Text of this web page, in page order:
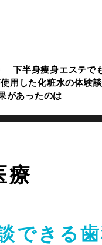
下半身痩身エステで
用した化粧水の体験談
があったのは
療
できる